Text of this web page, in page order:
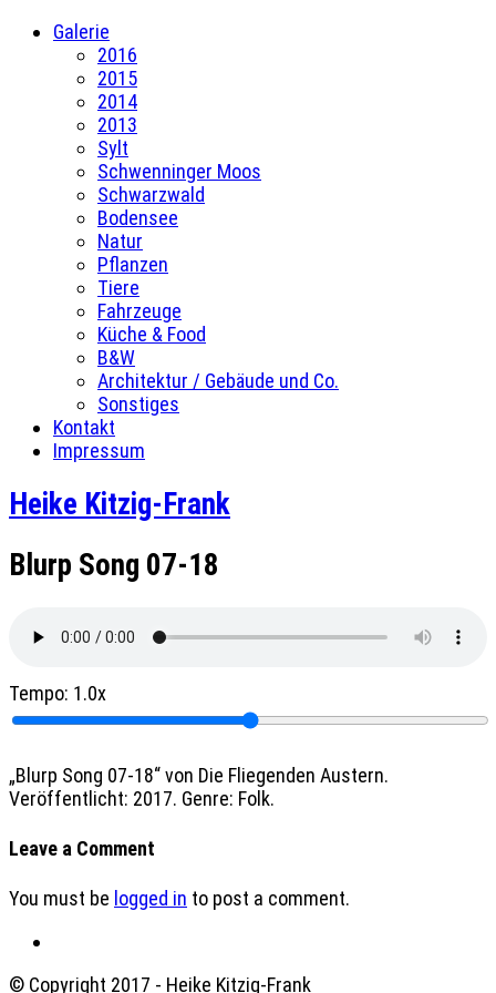
Galerie
2016
2015
2014
2013
Sylt
Schwenninger Moos
Schwarzwald
Bodensee
Natur
Pflanzen
Tiere
Fahrzeuge
Küche & Food
B&W
Architektur / Gebäude und Co.
Sonstiges
Kontakt
Impressum
Heike Kitzig-Frank
Blurp Song 07-18
Tempo: 1.0x
„Blurp Song 07-18“ von Die Fliegenden Austern.
Veröffentlicht: 2017. Genre: Folk.
Leave a Comment
You must be logged in to post a comment.
© Copyright 2017 - Heike Kitzig-Frank